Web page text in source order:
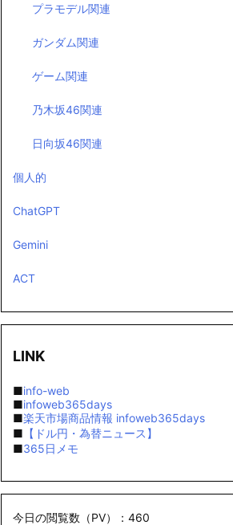
プラモデル関連
ガンダム関連
ゲーム関連
乃木坂46関連
日向坂46関連
個人的
ChatGPT
Gemini
ACT
LINK
■info-web
■infoweb365days
■楽天市場商品情報 infoweb365days
■ 【ドル円・為替ニュース】
■365日メモ
今日の閲覧数（PV）：460